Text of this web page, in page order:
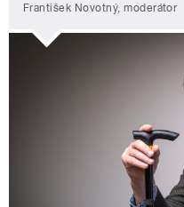
František Novotný, moderátor